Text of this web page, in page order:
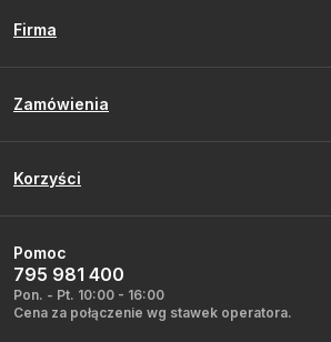
Firma
Zamówienia
Korzyści
Pomoc
795 981 400
Pon. - Pt. 10:00 - 16:00
Cena za połączenie wg stawek operatora.